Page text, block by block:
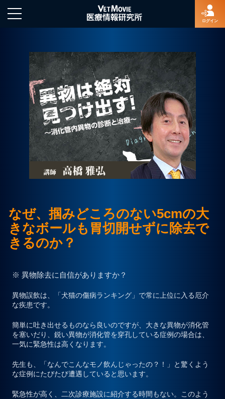
ログイン
HOME
ログイン
新規登録
よくあるご質問
著作権について
プライバシーポリシー
お問合せ
なぜ、掴みどころのない5cmの大
きなボールも胃切開せずに除去で
きるのか？
※ 異物除去に自信がありますか？
異物誤飲は、「犬猫の傷病ランキング」で常に上位に入る厄介
な疾患です。
簡単に吐き出せるものなら良いのですが、大きな異物が消化管
を塞いだり、鋭い異物が消化管を穿孔している症例の場合は、
一気に緊急性は高くなります。
先生も、「なんでこんなモノ飲んじゃったの？！」と驚くよう
な症例にたびたび遭遇していると思います。
緊急性が高く、二次診療施設に紹介する時間もない。このよう